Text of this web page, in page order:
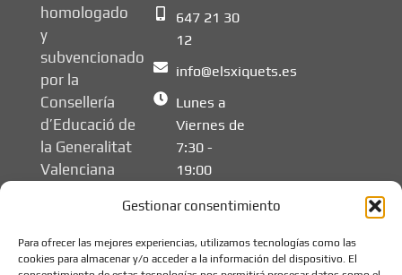
Gestionar consentimiento
Para ofrecer las mejores experiencias, utilizamos tecnologías como las
cookies para almacenar y/o acceder a la información del dispositivo. El
homologado
y
subvencionado
por la
Consellería
d’Educació de
la Generalitat
Valenciana
647 21 30
12
info@elsxiquets.es
Lunes a
Viernes de
7:30 -
19:00